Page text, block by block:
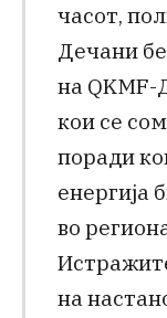
часот,
Дечани
на QKMF-
кои се
поради
енергија
во
на